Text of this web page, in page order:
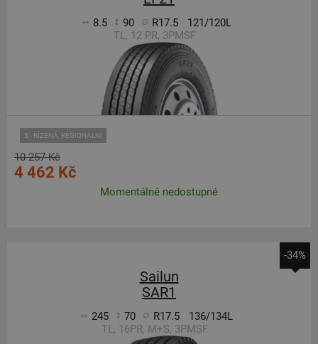
8.5 90 R17.5
121/120L
TL, 12 PR, 3PMSF
S - ŘÍZENÁ, REGIONÁLNÍ
10 257 Kč
4 462 Kč
Momentálně nedostupné
-34%
Sailun
SAR1
245 70 R17.5
136/134L
TL, 16PR, M+S, 3PMSF